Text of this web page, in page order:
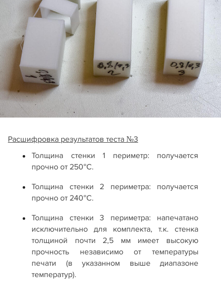
Расшифровка результатов теста №3
Толщина стенки 1 периметр: получается
прочно от 250°С.
Толщина стенки 2 периметра: получается
прочно от 240°С.
Толщина стенки 3 периметра: напечатано
исключительно для комплекта, т.к. стенка
толщиной почти 2,5 мм имеет высокую
прочность независимо от температуры
печати (в указанном выше диапазоне
температур).